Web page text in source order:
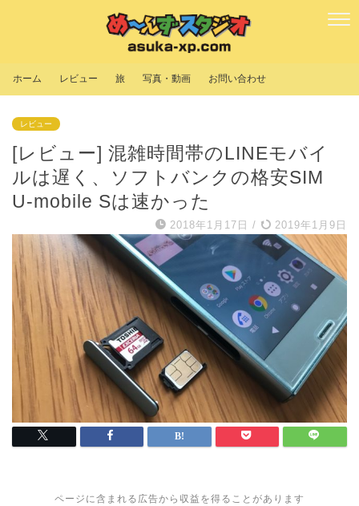
ホーム レビュー 旅 写真・動画 お問い合わせ
レビュー
[レビュー] 混雑時間帯のLINEモバイ
ルは遅く、ソフトバンクの格安SIM
U-mobile Sは速かった
2018年1月17日 / 2019年1月9日
ページに含まれる広告から収益を得ることがあります